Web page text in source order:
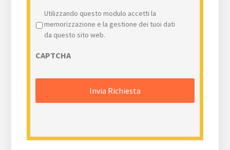
Privacy *
Utilizzando questo modulo accetti la
memorizzazione e la gestione dei tuoi dati
da questo sito web.
CAPTCHA